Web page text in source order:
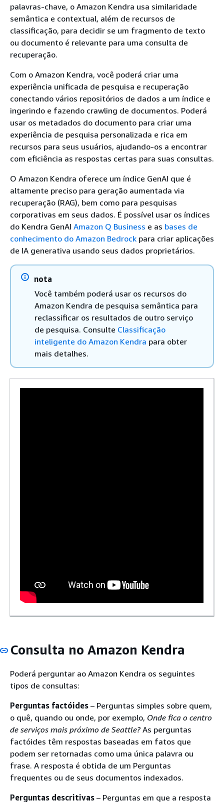
palavras-chave, o Amazon Kendra usa similaridade
semântica e contextual, além de recursos de
classificação, para decidir se um fragmento de texto
ou documento é relevante para uma consulta de
recuperação.
Com o Amazon Kendra, você poderá criar uma
experiência unificada de pesquisa e recuperação
conectando vários repositórios de dados a um índice e
ingerindo e fazendo crawling de documentos. Poderá
usar os metadados do documento para criar uma
experiência de pesquisa personalizada e rica em
recursos para seus usuários, ajudando-os a encontrar
com eficiência as respostas certas para suas consultas.
O Amazon Kendra oferece um índice GenAI que é
altamente preciso para geração aumentada via
recuperação (RAG), bem como para pesquisas
corporativas em seus dados. É possível usar os índices
do Kendra GenAI Amazon Q Business e as bases de
conhecimento do Amazon Bedrock para criar aplicações
de IA generativa usando seus dados proprietários.
nota
Você também poderá usar os recursos do
Amazon Kendra de pesquisa semântica para
reclassificar os resultados de outro serviço
de pesquisa. Consulte Classificação
inteligente do Amazon Kendra para obter
mais detalhes.
Consulta no Amazon Kendra
Poderá perguntar ao Amazon Kendra os seguintes
tipos de consultas:
Perguntas factóides – Perguntas simples sobre quem,
o quê, quando ou onde, por exemplo, Onde fica o centro
de serviços mais próximo de Seattle? As perguntas
factóides têm respostas baseadas em fatos que
podem ser retornadas como uma única palavra ou
frase. A resposta é obtida de um Perguntas
frequentes ou de seus documentos indexados.
Perguntas descritivas – Perguntas em que a resposta